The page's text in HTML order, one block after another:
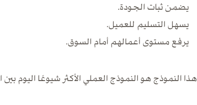
يضمن ثبات الجودة.
يسهل التسليم للعميل.
يرفع مستوى أعمالهم أمام السوق.
هذا النموذج هو النموذج العملي الأكثر شيوعًا اليوم